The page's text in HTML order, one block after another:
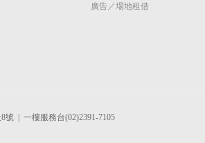
廣告／場地租借
號 | 一樓服務台(02)2391-7105